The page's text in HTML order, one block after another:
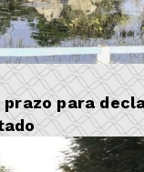
para